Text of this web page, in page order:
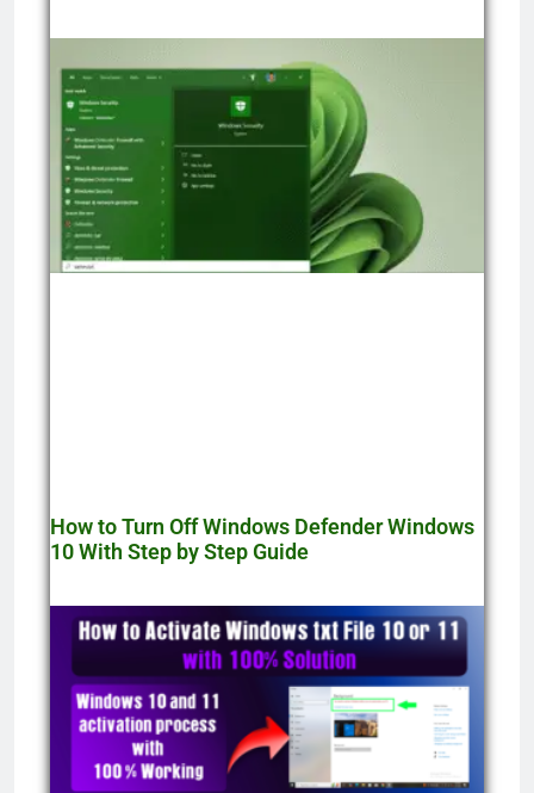
How to Turn Off Windows Defender Windows
10 With Step by Step Guide